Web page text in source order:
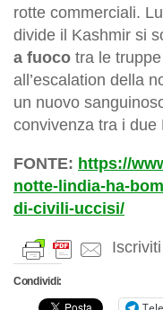
rotte commerciali.
divide il Kashmir si
a fuoco tra le
all’escalation della
un nuovo
convivenza tra i due
FONTE: https://
notte-lindia-ha-
di-civili-uccisi/
Condividi: